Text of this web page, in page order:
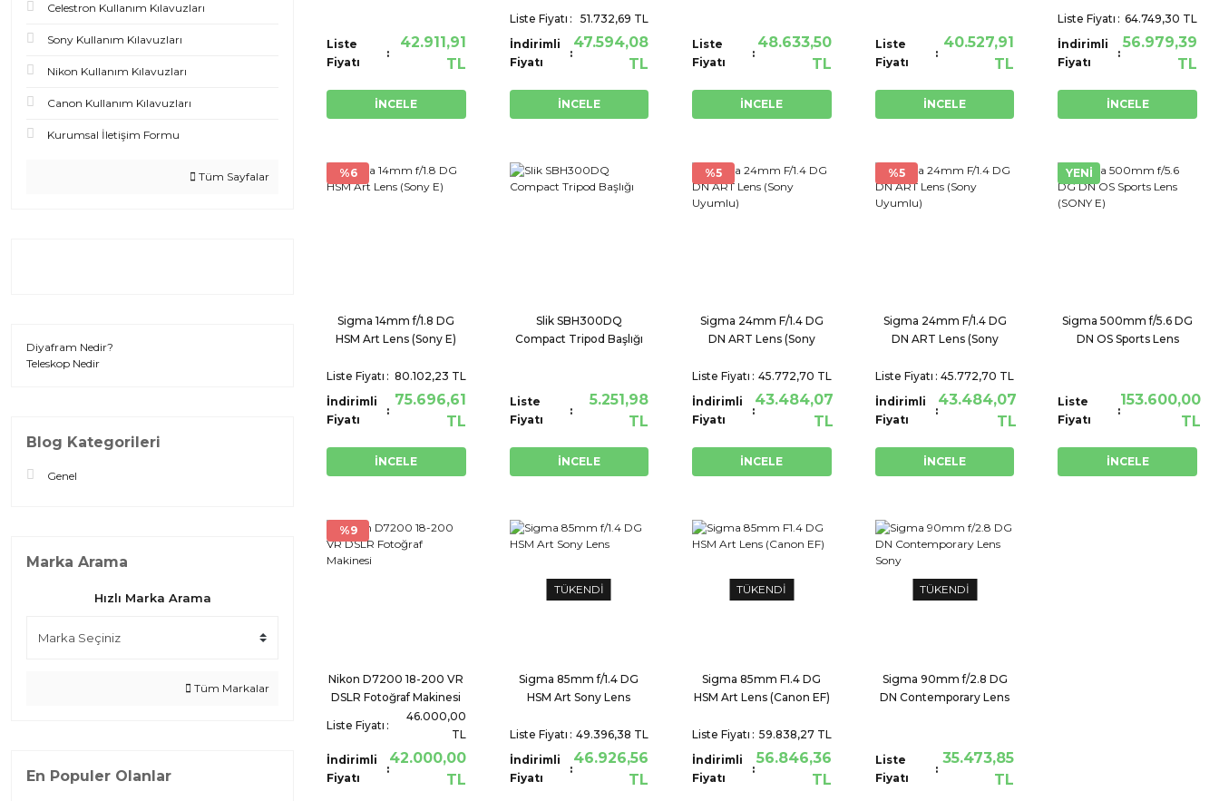
Celestron Kullanım Kılavuzları
Sony Kullanım Kılavuzları
Nikon Kullanım Kılavuzları
Canon Kullanım Kılavuzları
Kurumsal İletişim Formu
Tüm Sayfalar
Diyafram Nedir?
Teleskop Nedir
Blog Kategorileri
Genel
Marka Arama
Hızlı Marka Arama
Tüm Markalar
En Populer Olanlar
Liste
Fiyatı
42.911,91
TL
İNCELE
Liste Fiyatı
51.732,69 TL
İndirimli
Fiyatı
47.594,08
TL
İNCELE
Liste
Fiyatı
48.633,50
TL
İNCELE
Liste
Fiyatı
40.527,91
TL
İNCELE
Liste Fiyatı
64.749,30 TL
İndirimli
Fiyatı
56.979,39
TL
İNCELE
%6
Sigma 14mm f/1.8 DG
HSM Art Lens (Sony E)
Liste Fiyatı
80.102,23 TL
İndirimli
Fiyatı
75.696,61
TL
İNCELE
Slik SBH300DQ
Compact Tripod Başlığı
Liste
Fiyatı
5.251,98
TL
İNCELE
%5
Sigma 24mm F/1.4 DG
DN ART Lens (Sony
Liste Fiyatı
45.772,70 TL
İndirimli
Fiyatı
43.484,07
TL
İNCELE
%5
Sigma 24mm F/1.4 DG
DN ART Lens (Sony
Liste Fiyatı
45.772,70 TL
İndirimli
Fiyatı
43.484,07
TL
İNCELE
YENİ
Sigma 500mm f/5.6 DG
DN OS Sports Lens
Liste
Fiyatı
153.600,00
TL
İNCELE
%9
Nikon D7200 18-200 VR
DSLR Fotoğraf Makinesi
Liste Fiyatı
46.000,00
TL
İndirimli
Fiyatı
42.000,00
TL
TÜKENDİ
Sigma 85mm f/1.4 DG
HSM Art Sony Lens
Liste Fiyatı
49.396,38 TL
İndirimli
Fiyatı
46.926,56
TL
TÜKENDİ
Sigma 85mm F1.4 DG
HSM Art Lens (Canon EF)
Liste Fiyatı
59.838,27 TL
İndirimli
Fiyatı
56.846,36
TL
TÜKENDİ
Sigma 90mm f/2.8 DG
DN Contemporary Lens
Liste
Fiyatı
35.473,85
TL